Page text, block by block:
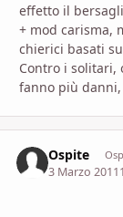
effetto il
+ mod carisma,
chierici basati su
Contro i solitari,
fanno più
Ospite
3 Marzo 2011